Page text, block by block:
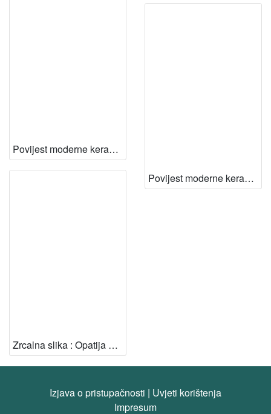
Povijest moderne keramike = History of modern ceramocs in Croatia / Marina Baričević ; [prevela na engleski Lelija Soćanec ; autori kolor fotografija Marija Braut...[et al.]
Povijest moderne keramike u Hrvatskoj = History of modern ceramics in Croatia / Marina Baričević ; [prevela na engleski Lelija Sočanac ; autori fotografija Branko Brce...[et al.]
Zrcalna slika : Opatija u djelima likovnih umjetnika / Marina Baričević ; [fotografije Zdravko Turkulin, Nikola Turina]
Izjava o pristupačnosti | Uvjeti korištenja
Impresum